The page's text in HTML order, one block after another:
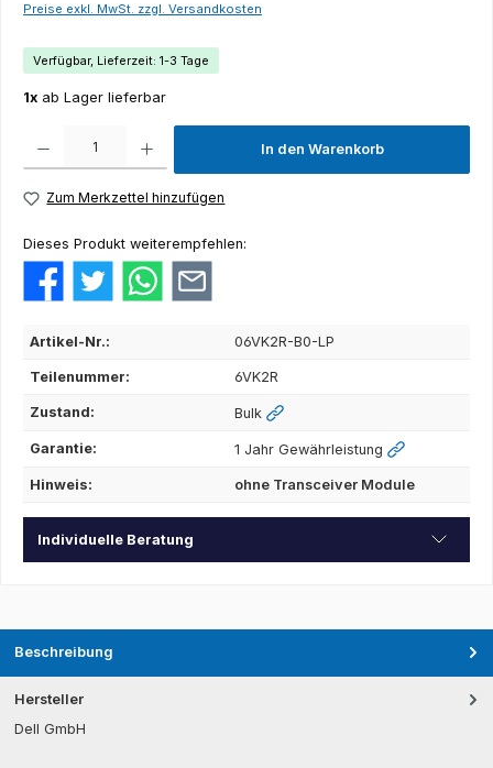
Preise exkl. MwSt. zzgl. Versandkosten
Verfügbar, Lieferzeit: 1-3 Tage
1x ab Lager lieferbar
In den Warenkorb
Zum Merkzettel hinzufügen
Dieses Produkt weiterempfehlen:
Artikel-Nr.: 06VK2R-B0-LP
Teilenummer: 6VK2R
Zustand: Bulk
Garantie: 1 Jahr Gewährleistung
Hinweis: ohne Transceiver Module
Individuelle Beratung
Beschreibung
Hersteller
Dell GmbH